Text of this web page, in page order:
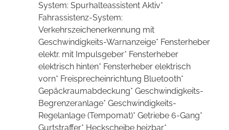
System: Spurhalteassistent Aktiv*
Fahrassistenz-System:
Verkehrszeichenerkennung mit
Geschwindigkeits-Warnanzeige* Fensterheber
elektr. mit Impulsgeber* Fensterheber
elektrisch hinten* Fensterheber elektrisch
vorn* Freisprecheinrichtung Bluetooth*
Gepäckraumabdeckung* Geschwindigkeits-
Begrenzeranlage* Geschwindigkeits-
Regelanlage (Tempomat)* Getriebe 6-Gang*
Gurtstraffer* Heckscheibe heizbar*